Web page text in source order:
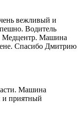
вежливый и
Водитель
Медцентр. Машина
Спасибо Дмитрию
Машина
и приятный